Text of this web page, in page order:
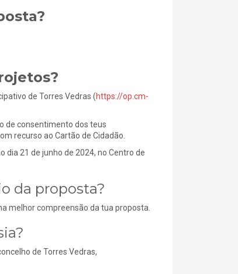
de Torres Vedras (https://op.cm-
de consentimento dos teus
recurso ao Cartão de Cidadão.
21 de junho de 2024, no Centro de
da proposta?
melhor compreensão da tua proposta.
de Torres Vedras,